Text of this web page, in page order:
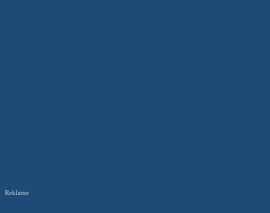
Reklame